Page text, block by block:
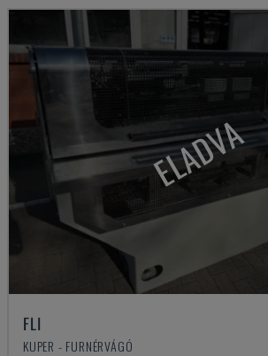
ELADVA
FLI
KUPER - FURNÉRVÁGÓ